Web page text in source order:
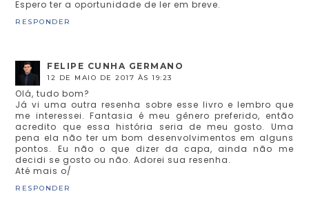
Espero ter a oportunidade de ler em breve.
RESPONDER
FELIPE CUNHA GERMANO
12 DE MAIO DE 2017 ÀS 19:23
Olá, tudo bom?
Já vi uma outra resenha sobre esse livro e lembro que
me interessei. Fantasia é meu gênero preferido, então
acredito que essa história seria de meu gosto. Uma
pena ela não ter um bom desenvolvimentos em alguns
pontos. Eu não o que dizer da capa, ainda não me
decidi se gosto ou não. Adorei sua resenha.
Até mais o/
RESPONDER